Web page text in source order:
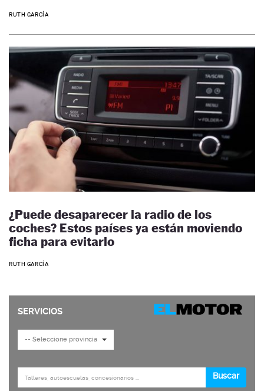
RUTH GARCÍA
¿Puede desaparecer la radio de los
coches? Estos países ya están moviendo
ficha para evitarlo
RUTH GARCÍA